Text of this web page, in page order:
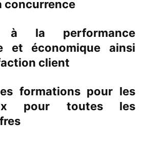
concurrence
à la performance
et économique ainsi
client
formations pour les
pour toutes les